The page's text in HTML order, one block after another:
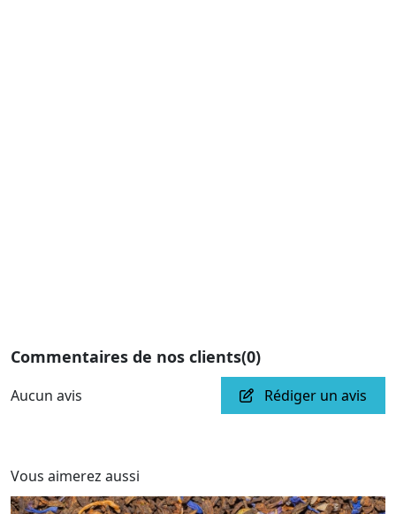
Commentaires de nos clients(0)
Aucun avis Rédiger un avis
Vous aimerez aussi